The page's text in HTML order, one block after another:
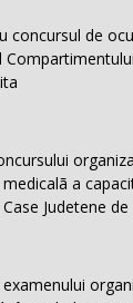
de
a
Judetene